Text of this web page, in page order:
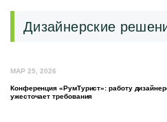
Дизайнерские
МАР 25, 2026
Конференция «РумТурист»: работу
ужесточает требования